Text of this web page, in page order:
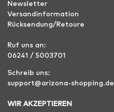
Newsletter
Versandinformation
Rücksendung/Retoure
Ruf uns an:
06241 / 5003701
Schreib uns:
support@arizona-shopping.de
WIR AKZEPTIEREN